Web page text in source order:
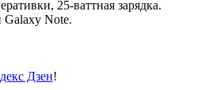
25-ваттная зарядка.
Galaxy Note.
Дзен!